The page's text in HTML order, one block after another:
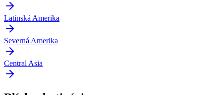
Latinská Amerika
Severná Amerika
Central Asia